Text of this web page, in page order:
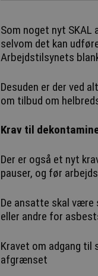
Som noget nyt
selvom det kan
Arbejdstilsynets
Desuden er der ved
om tilbud om
Krav til
Der er også et nyt
pauser, og før
De ansatte skal
eller andre for
Kravet om adgang
afgrænset